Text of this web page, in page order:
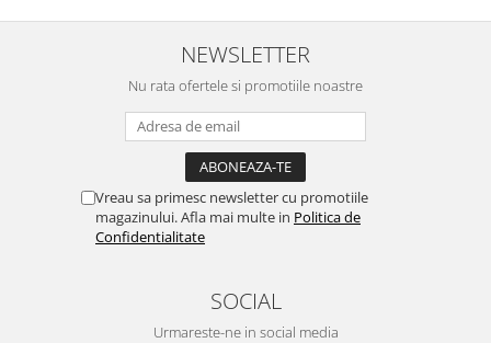
NEWSLETTER
Nu rata ofertele si promotiile noastre
Vreau sa primesc newsletter cu promotiile
magazinului. Afla mai multe in Politica de
Confidentialitate
SOCIAL
Urmareste-ne in social media